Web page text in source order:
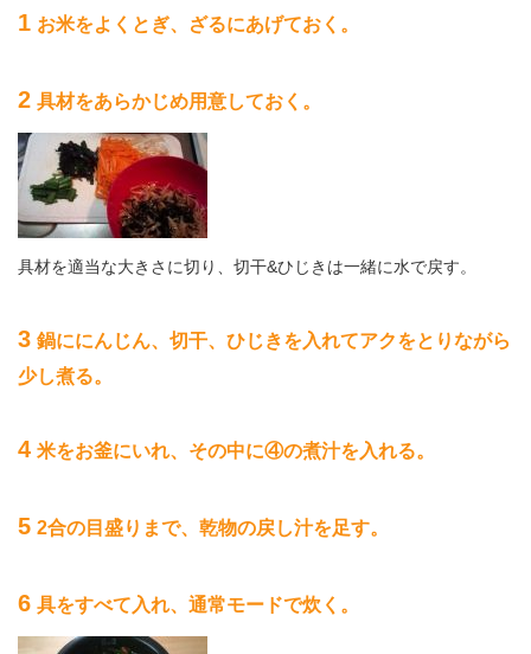
1 お米をよくとぎ、ざるにあげておく。
2 具材をあらかじめ用意しておく。
具材を適当な大きさに切り、切干&ひじきは一緒に水で戻す。
3 鍋ににんじん、切干、ひじきを入れてアクをとりながら
少し煮る。
4 米をお釜にいれ、その中に④の煮汁を入れる。
5 2合の目盛りまで、乾物の戻し汁を足す。
6 具をすべて入れ、通常モードで炊く。